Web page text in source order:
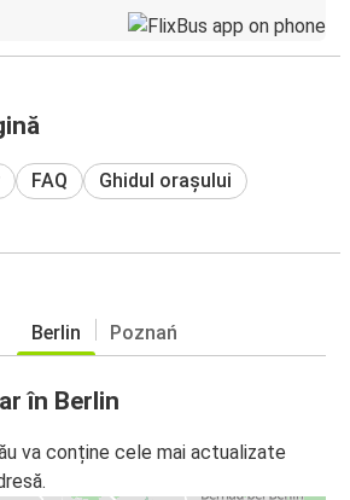
FAQ Ghidul orașului
Berlin Poznań
în Berlin
va conține cele mai actualizate